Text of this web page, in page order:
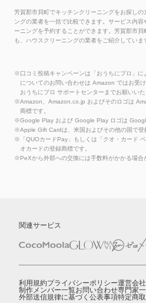
芳賀郡市貝町でキッチンクリーニングをお探し
ングの業者を一括で比較できます。サービス内
ーニングを予約することができます。芳賀郡市
も、ハウスクリーニングの業者をご紹介していま
※口コミ投稿キャンペーンは「おうちにプロ」に
についてのお問い合わせは Amazon ではお受け
おうちにプロ サポートセンターまでお願いいた
※Amazon、Amazon.co.jp およびそのロゴは
商標です。
※Google Play および Google Play ロゴは
※Apple Gift Cardは、米国およびその他の国で登
※「QUOカードPay」もしくは「クオ・カード
オカードの登録商標です。
※PeXから外部への交換には手数料がかかる場合
関連サービス
利用規約プライバシーポリシー運営会社
制作メンバー一覧お問い合わせ専門家
外部送信規律に基づく公表事項特定商